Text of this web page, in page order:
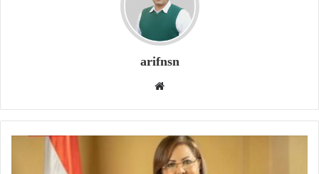
arifnsn
b
s
i